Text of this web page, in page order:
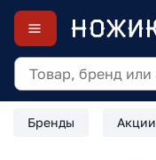
Бренды Акции